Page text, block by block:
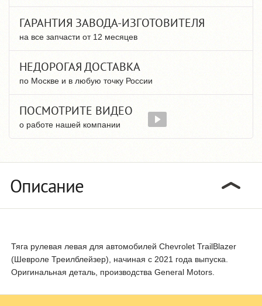
ГАРАНТИЯ ЗАВОДА-ИЗГОТОВИТЕЛЯ
на все запчасти от 12 месяцев
НЕДОРОГАЯ ДОСТАВКА
по Москве и в любую точку России
ПОСМОТРИТЕ ВИДЕО
о работе нашей компании
Описание
Тяга рулевая левая для автомобилей Chevrolet TrailBlazer
(Шевроле Треилблейзер), начиная с 2021 года выпуска.
Оригинальная деталь, производства General Motors.